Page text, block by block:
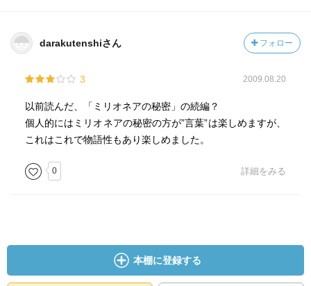
darakutenshiさん フォロー
3 2009.08.20
以前読んだ、「ミリオネアの秘密」の続編？
個人的にはミリオネアの秘密の方が”言葉”は楽しめますが、
これはこれで物語性もあり楽しめました。
0 詳細をみる
本棚に登録する